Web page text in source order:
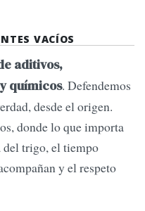
VACÍOS
aditivos,
químicos. Defendemos
desde el origen.
donde lo que importa
del trigo, el tiempo
y el respeto